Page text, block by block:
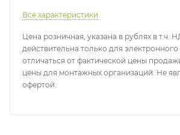
Все характеристики
Цена розничная, указана в рублях в т.ч.
действительна только для
отличаться от фактической цены
цены для монтажных организаций. Не
офертой.